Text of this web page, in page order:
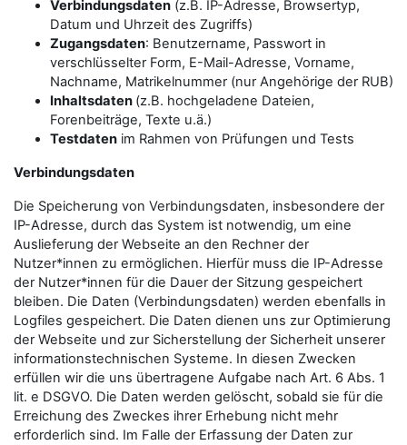
Verbindungsdaten (z.B. IP-Adresse, Browsertyp,
Datum und Uhrzeit des Zugriffs)
Zugangsdaten: Benutzername, Passwort in
verschlüsselter Form, E-Mail-Adresse, Vorname,
Nachname, Matrikelnummer (nur Angehörige der RUB)
Inhaltsdaten (z.B. hochgeladene Dateien,
Forenbeiträge, Texte u.ä.)
Testdaten im Rahmen von Prüfungen und Tests
Verbindungsdaten
Die Speicherung von Verbindungsdaten, insbesondere der
IP-Adresse, durch das System ist notwendig, um eine
Auslieferung der Webseite an den Rechner der
Nutzer*innen zu ermöglichen. Hierfür muss die IP-Adresse
der Nutzer*innen für die Dauer der Sitzung gespeichert
bleiben. Die Daten (Verbindungsdaten) werden ebenfalls in
Logfiles gespeichert. Die Daten dienen uns zur Optimierung
der Webseite und zur Sicherstellung der Sicherheit unserer
informationstechnischen Systeme. In diesen Zwecken
erfüllen wir die uns übertragene Aufgabe nach Art. 6 Abs. 1
lit. e DSGVO. Die Daten werden gelöscht, sobald sie für die
Erreichung des Zweckes ihrer Erhebung nicht mehr
erforderlich sind. Im Falle der Erfassung der Daten zur